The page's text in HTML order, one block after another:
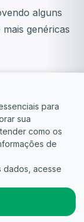
alguns
genéricas
Termos
para
sua
como os
de
dados, acesse